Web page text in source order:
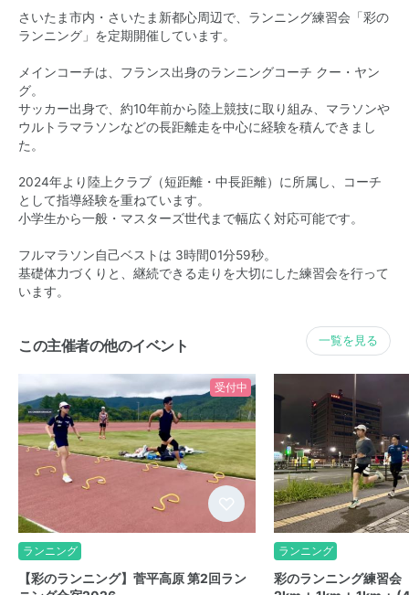
さいたま市内・さいたま新都心周辺で、ランニング練習会「彩の
ランニング」を定期開催しています。
メインコーチは、フランス出身のランニングコーチ クー・ヤン
グ。
サッカー出身で、約10年前から陸上競技に取り組み、マラソンや
ウルトラマラソンなどの長距離走を中心に経験を積んできまし
た。
2024年より陸上クラブ（短距離・中長距離）に所属し、コーチ
として指導経験を重ねています。
小学生から一般・マスターズ世代まで幅広く対応可能です。
フルマラソン自己ベストは 3時間01分59秒。
基礎体力づくりと、継続できる走りを大切にした練習会を行って
います。
この主催者の他のイベント 一覧を見る
受付中
ランニング
【彩のランニング】菅平高原 第2回ラン
ランニング
彩のランニング練習